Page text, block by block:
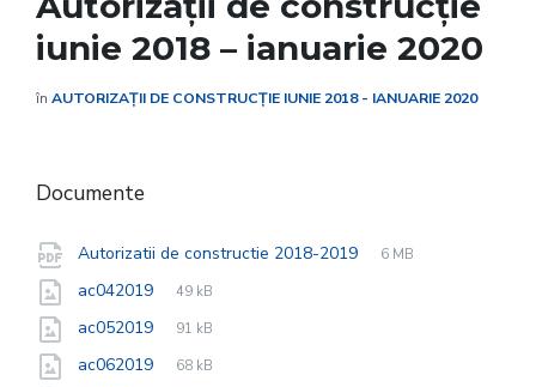
iunie 2018 – ianuarie 2020
în AUTORIZAȚII DE CONSTRUCȚIE IUNIE 2018 - IANUARIE 2020
Documente
Autorizatii de constructie 2018-2019
File
pdf
File
6 MB
ac042019
File
jpg
File
49 kB
ac052019
File
jpg
File
91 kB
ac062019
File
jpg
File
68 kB